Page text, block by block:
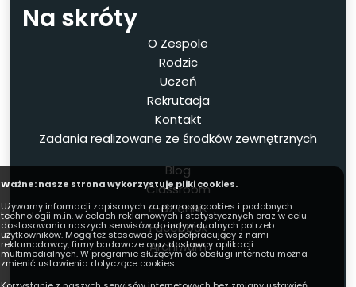
Na skróty
O Zespole
Rodzic
Uczeń
Rekrutacja
Kontakt
Zadania realizowane ze środków zewnętrznych
Blog
Classroom
E-dziennik
Facebook
Archiwum
Ważne: nasze strona wykorzystuje pliki cookies.
Używamy informacji zapisanych za pomocą cookies i podobnych
technologii m.in. w celach reklamowych i statystycznych oraz w celu
dostosowania naszych serwisów do indywidualnych potrzeb
użytkowników. Mogą też stosować je współpracujący z nami
reklamodawcy, firmy badawcze oraz dostawcy aplikacji
multimedialnych. W programie służącym do obsługi internetu można
zmienić ustawienia dotyczące cookies.